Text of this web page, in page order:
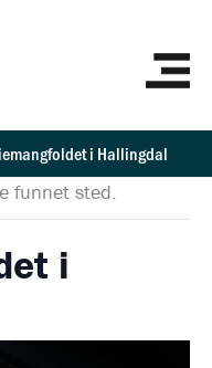
i Hallingdal
funnet sted.
i